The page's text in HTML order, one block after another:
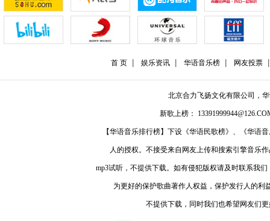
首 页 娱乐资讯 华语音乐榜 网友投票
北京合力飞扬文化有限公司，
新歌上榜：
【华语音乐排行榜】下设《华语民歌榜》、《华语
人的授权。不接受来自网友上传和搜索引擎音乐
mp3试听，不提供下载。如有侵犯版权请及时联系我
为更好的保护歌曲著作人权益，保护发行人的
不提供下载，同时我们也希望网友们